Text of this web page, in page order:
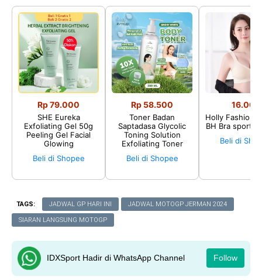
Rp 79.000
SHE Eureka
Exfoliating Gel 50g
Peeling Gel Facial
Glowing
Beli di Shopee
Rp 58.500
Toner Badan
Saptadasa Glycolic
Toning Solution
Exfoliating Toner
Beli di Shopee
16.002
Holly Fashion♛
BH Bra sport
Beli di
TAGS: JADWAL GP HARI INI JADWAL MOTOGP JERMAN 2024
SIARAN LANGSUNG MOTOGP
IDXSport Hadir di WhatsApp Channel Follow